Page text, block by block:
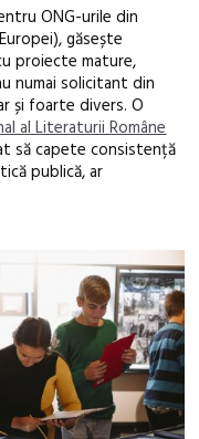
ONG-urile din
găsește
proiecte mature,
numai solicitant din
și foarte divers. O
al Literaturii Române
să capete consistență
publică, ar